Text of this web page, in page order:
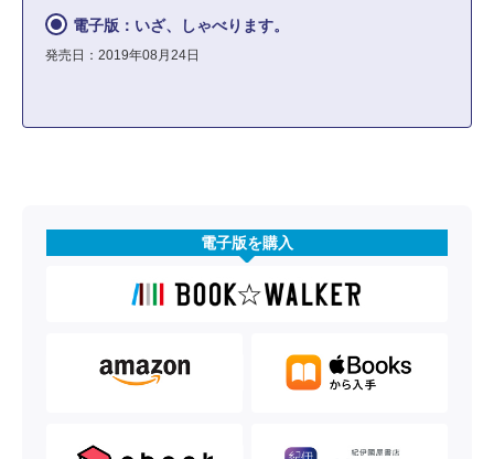
電子版：いざ、しゃべります。
発売日：2019年08月24日
電子版を購入